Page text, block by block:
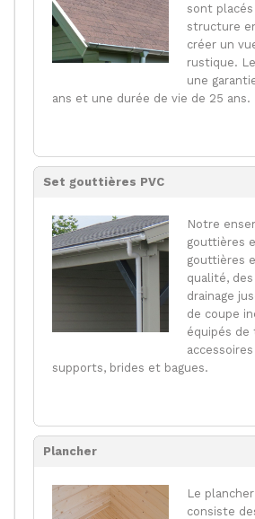
sont placés
structure
créer un
rustique.
une
ans et une durée de vie de 25 ans.
Set gouttières PVC
Notre
gouttières
gouttières
qualité,
drainage
de coupe
équipés de
supports, brides et bagues.
Plancher
Le
consiste